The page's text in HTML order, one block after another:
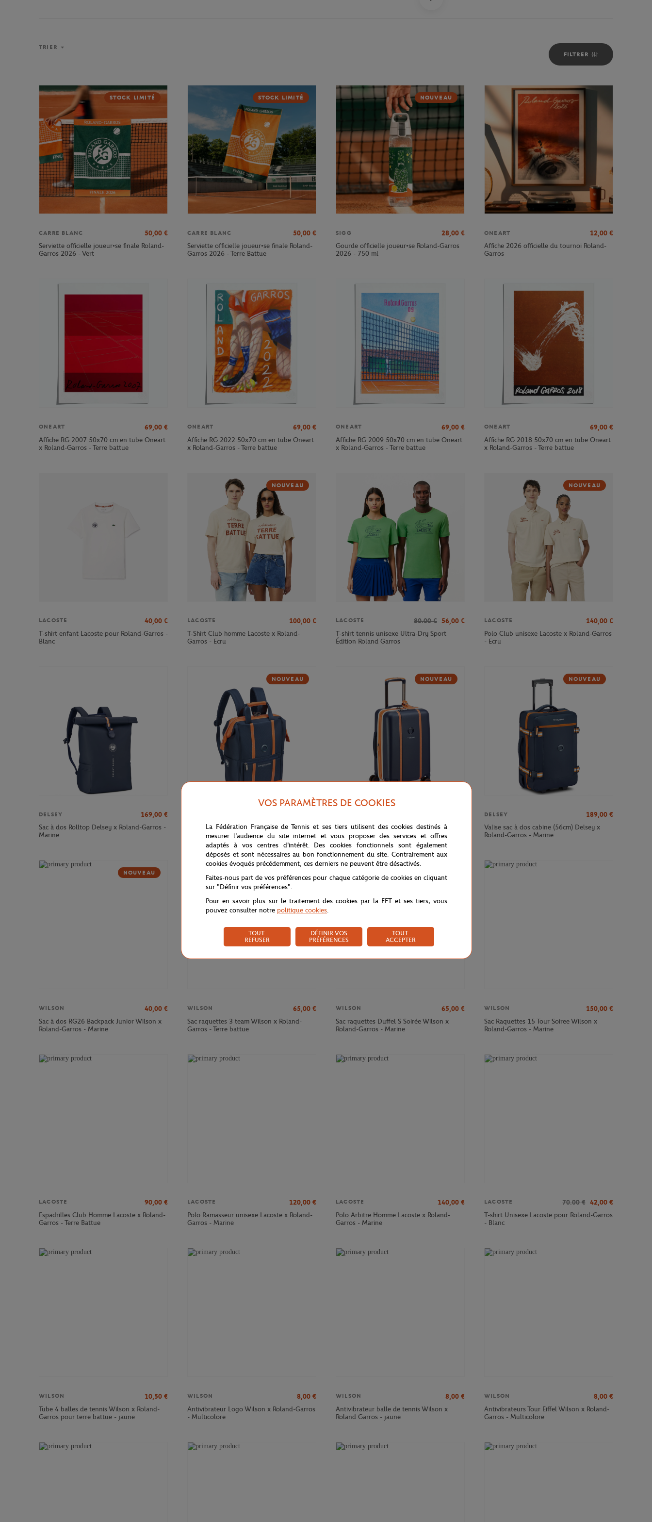
FILTRER
TRIER
STOCK LIMITÉ
CARRE BLANC 50,00 €
Serviette officielle joueur•se finale Roland-
Garros 2026 - Vert
STOCK LIMITÉ
CARRE BLANC 50,00 €
Serviette officielle joueur•se finale Roland-
Garros 2026 - Terre Battue
NOUVEAU
SIGG 28,00 €
Gourde officielle joueur•se Roland-Garros
2026 - 750 ml
ONEART 12,00 €
Affiche 2026 officielle du tournoi Roland-
Garros
ONEART 69,00 €
Affiche RG 2007 50x70 cm en tube Oneart
x Roland-Garros - Terre battue
ONEART 69,00 €
Affiche RG 2022 50x70 cm en tube Oneart
x Roland-Garros - Terre battue
ONEART 69,00 €
Affiche RG 2009 50x70 cm en tube Oneart
x Roland-Garros - Terre battue
ONEART 69,00 €
Affiche RG 2018 50x70 cm en tube Oneart
x Roland-Garros - Terre battue
LACOSTE 40,00 €
T-shirt enfant Lacoste pour Roland-Garros -
Blanc
NOUVEAU
LACOSTE 100,00 €
T-Shirt Club homme Lacoste x Roland-
Garros - Ecru
LACOSTE 80.00 € 56,00 €
T-shirt tennis unisexe Ultra-Dry Sport
Édition Roland Garros
NOUVEAU
LACOSTE 140,00 €
Polo Club unisexe Lacoste x Roland-Garros
- Ecru
DELSEY 169,00 €
Sac à dos Rolltop Delsey x Roland-Garros -
Marine
NOUVEAU
Sac à dos Cadence Soft 14" Delsey x
Roland-Garros - Marine
NOUVEAU
Valise cabine Cadence (55cm) Delsey x
Roland-Garros - Marine
NOUVEAU
DELSEY 189,00 €
Valise sac à dos cabine (56cm) Delsey x
Roland-Garros - Marine
NOUVEAU
WILSON 40,00 €
Sac à dos RG26 Backpack Junior Wilson x
Roland-Garros - Marine
WILSON 65,00 €
Sac raquettes 3 team Wilson x Roland-
Garros - Terre battue
WILSON 65,00 €
Sac raquettes Duffel S Soirée Wilson x
Roland-Garros - Marine
WILSON 150,00 €
Sac Raquettes 15 Tour Soiree Wilson x
Roland-Garros - Marine
LACOSTE 90,00 €
Espadrilles Club Homme Lacoste x Roland-
Garros - Terre Battue
LACOSTE 120,00 €
Polo Ramasseur unisexe Lacoste x Roland-
Garros - Marine
LACOSTE 140,00 €
Polo Arbitre Homme Lacoste x Roland-
Garros - Marine
LACOSTE 70.00 € 42,00 €
T-shirt Unisexe Lacoste pour Roland-Garros
- Blanc
WILSON 10,50 €
Tube 4 balles de tennis Wilson x Roland-
Garros pour terre battue - jaune
WILSON 8,00 €
Antivibrateur Logo Wilson x Roland-Garros
- Multicolore
WILSON 8,00 €
Antivibrateur balle de tennis Wilson x
Roland Garros - jaune
WILSON 8,00 €
Antivibrateurs Tour Eiffel Wilson x Roland-
Garros - Multicolore
VOS PARAMÈTRES DE COOKIES
La Fédération Française de Tennis et ses tiers utilisent des cookies destinés à
mesurer l'audience du site internet et vous proposer des services et offres
adaptés à vos centres d'intérêt. Des cookies fonctionnels sont également
déposés et sont nécessaires au bon fonctionnement du site. Contrairement aux
cookies évoqués précédemment, ces derniers ne peuvent être désactivés.
Faites-nous part de vos préférences pour chaque catégorie de cookies en cliquant
sur "Définir vos préférences".
Pour en savoir plus sur le traitement des cookies par la FFT et ses tiers, vous
pouvez consulter notre politique cookies.
TOUT
REFUSER
DÉFINIR VOS
PRÉFÉRENCES
TOUT
ACCEPTER